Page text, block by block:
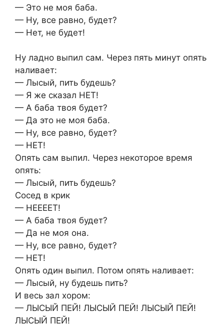
— Это не моя баба.
— Ну, все равно, будет?
— Нет, не будет!
Ну ладно выпил сам. Через пять минут опять
наливает:
— Лысый, пить будешь?
— Я же сказал НЕТ!
— А баба твоя будет?
— Да это не моя баба.
— Ну, все равно, будет?
— НЕТ!
Опять сам выпил. Через некоторое время
опять:
— Лысый, пить будешь?
Сосед в крик
— НЕЕЕЕТ!
— А баба твоя будет?
— Да не моя она.
— Ну, все равно, будет?
— НЕТ!
Опять один выпил. Потом опять наливает:
— Лысый, ну будешь пить?
И весь зал хором:
— ЛЫСЫЙ ПЕЙ! ЛЫСЫЙ ПЕЙ! ЛЫСЫЙ ПЕЙ!
ЛЫСЫЙ ПЕЙ!